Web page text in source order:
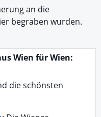
an die
begraben wurden.
Wien für Wien:
die schönsten